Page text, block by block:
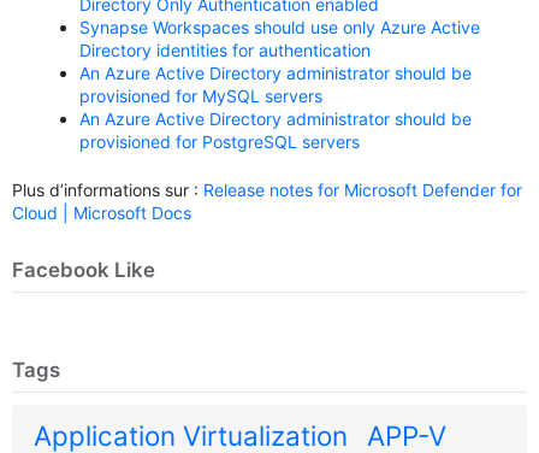
Directory Only Authentication enabled
Synapse Workspaces should use only Azure Active
Directory identities for authentication
An Azure Active Directory administrator should be
provisioned for MySQL servers
An Azure Active Directory administrator should be
provisioned for PostgreSQL servers
Plus d’informations sur : Release notes for Microsoft Defender for
Cloud | Microsoft Docs
Facebook Like
Tags
Application Virtualization APP-V